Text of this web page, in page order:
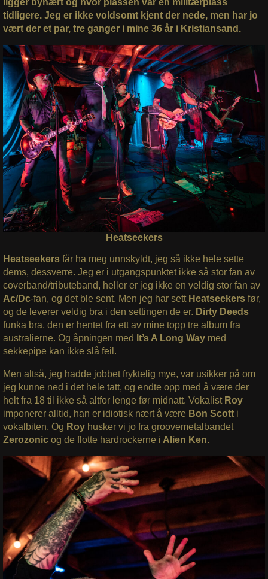
tidligere. Jeg er ikke voldsomt kjent der nede, men har jo
vært der et par, tre ganger i mine 36 år i Kristiansand.
Heatseekers
Heatseekers får ha meg unnskyldt, jeg så ikke hele sette
dems, dessverre. Jeg er i utgangspunktet ikke så stor fan av
coverband/tributeband, heller er jeg ikke en veldig stor fan av
Ac/Dc-fan, og det ble sent. Men jeg har sett Heatseekers før,
og de leverer veldig bra i den settingen de er. Dirty Deeds
funka bra, den er hentet fra ett av mine topp tre album fra
australierne. Og åpningen med It’s A Long Way med
sekkepipe kan ikke slå feil.
Men altså, jeg hadde jobbet fryktelig mye, var usikker på om
jeg kunne ned i det hele tatt, og endte opp med å være der
helt fra 18 til ikke så altfor lenge før midnatt. Vokalist Roy
imponerer alltid, han er idiotisk nært å være Bon Scotti
vokalbiten. Og Roy husker vi jo fra groovemetalbandet
Zerozonicog de flotte hardrockerne i Alien Ken.